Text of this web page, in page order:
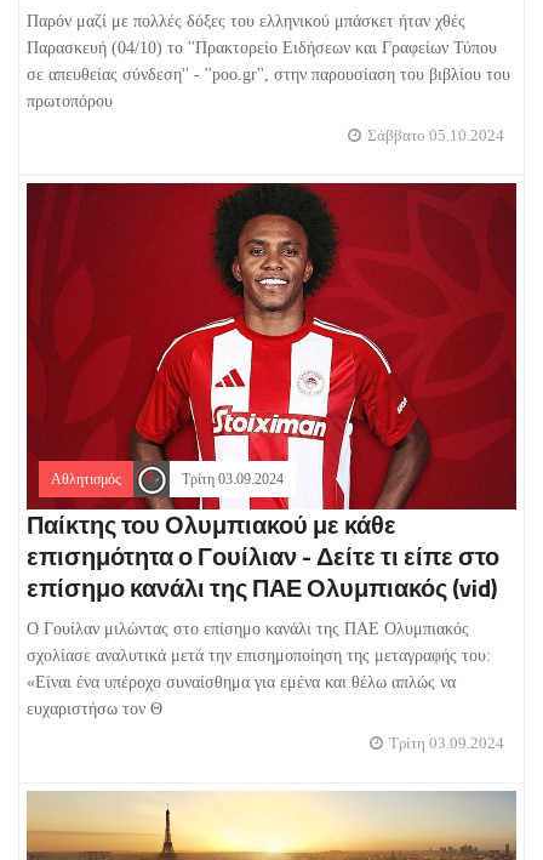
Παρόν μαζί με πολλές δόξες του ελληνικού μπάσκετ ήταν χθές
Παρασκευή (04/10) το ''Πρακτορείο Ειδήσεων και Γραφείων Τύπου
σε απευθείας σύνδεση'' - ''poo.gr'', στην παρουσίαση του βιβλίου του
πρωτοπόρου
Σάββατο 05.10.2024
Αθλητισμός Τρίτη 03.09.2024
Παίκτης του Ολυμπιακού με κάθε
επισημότητα ο Γουίλιαν - Δείτε τι είπε στο
επίσημο κανάλι της ΠΑΕ Ολυμπιακός (vid)
Ο Γουίλαν μιλώντας στο επίσημο κανάλι της ΠΑΕ Ολυμπιακός
σχολίασε αναλυτικά μετά την επισημοποίηση της μεταγραφής του:
«Είναι ένα υπέροχο συναίσθημα για εμένα και θέλω απλώς να
ευχαριστήσω τον Θ
Τρίτη 03.09.2024